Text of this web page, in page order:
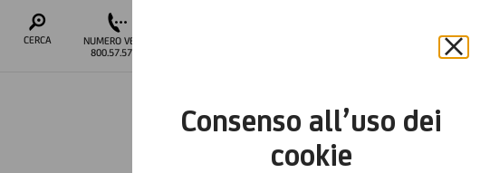
CERCA
NUMERO VERDE
800.57.57.57
ACCESSO
AREA CLIENTI
Consenso all’uso dei
cookie